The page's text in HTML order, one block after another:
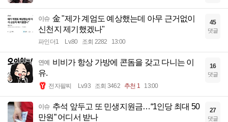
이슈 金 "제가 계엄도 예상했는데 아무 근거없이
신천지 제기했겠나"
파인더1 Lv.80 조회 2282 13:00
45
댓글
연예 비비가 항상 가방에 콘돔을 갖고 다니는 이
유.
전자팔찌 Lv.93 조회 3462 추천 1 13:00
16
댓글
이슈 추석 앞두고 또 민생지원금…“1인당 최대 50
만원” 어디서 받나
27
댓글